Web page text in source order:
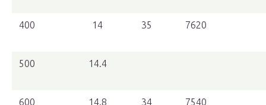
400 14 35 7620
500 14.4
600 14.8 34 7540